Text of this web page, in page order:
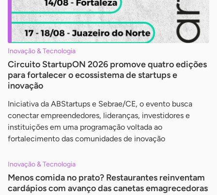
Inovação & Tecnologia
Circuito StartupON 2026 promove quatro edições
para fortalecer o ecossistema de startups e
inovação
Iniciativa da ABStartups e Sebrae/CE, o evento busca
conectar empreendedores, lideranças, investidores e
instituições em uma programação voltada ao
fortalecimento das comunidades de inovação
Inovação & Tecnologia
Menos comida no prato? Restaurantes reinventam
cardápios com avanço das canetas emagrecedoras